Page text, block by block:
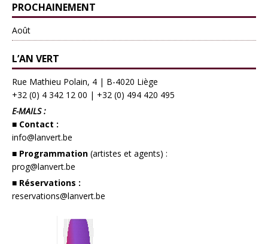
PROCHAINEMENT
Août
L’AN VERT
Rue Mathieu Polain, 4 | B-4020 Liège
+32 (0) 4 342 12 00 | +32 (0) 494 420 495
E-MAILS :
■ Contact :
info@lanvert.be
■ Programmation (artistes et agents) :
prog@lanvert.be
■ Réservations :
reservations@lanvert.be